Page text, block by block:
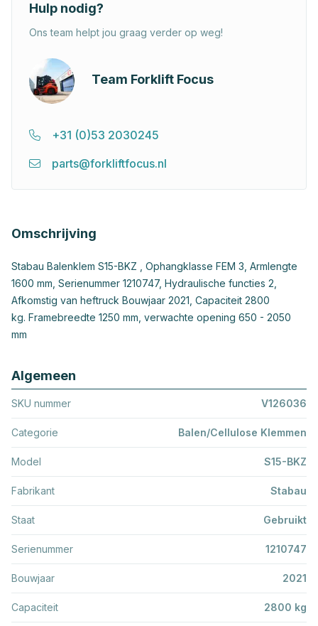
Hulp nodig?
Ons team helpt jou graag verder op weg!
Team Forklift Focus
+31 (0)53 2030245
parts@forkliftfocus.nl
Omschrijving
Stabau Balenklem S15-BKZ , Ophangklasse FEM 3, Armlengte
1600 mm, Serienummer 1210747, Hydraulische functies 2,
Afkomstig van heftruck Bouwjaar 2021, Capaciteit 2800
kg. Framebreedte 1250 mm, verwachte opening 650 - 2050
mm
Algemeen
SKU nummer V126036
Categorie Balen/Cellulose Klemmen
Model S15-BKZ
Fabrikant Stabau
Staat Gebruikt
Serienummer 1210747
Bouwjaar 2021
Capaciteit 2800 kg